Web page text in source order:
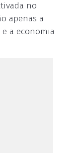
no
apenas a
a economia